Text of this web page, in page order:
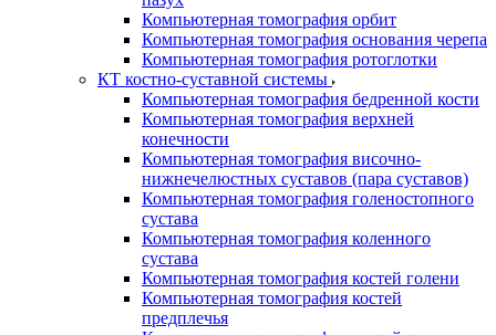
Компьютерная томография орбит
Компьютерная томография основания черепа
Компьютерная томография ротоглотки
КТ костно-суставной системы
Компьютерная томография бедренной кости
Компьютерная томография верхней
конечности
Компьютерная томография височно-
нижнечелюстных суставов (пара суставов)
Компьютерная томография голеностопного
сустава
Компьютерная томография коленного
сустава
Компьютерная томография костей голени
Компьютерная томография костей
предплечья